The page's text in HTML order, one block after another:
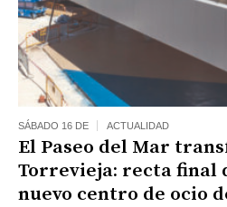
SÁBADO 16 DE ACTUALIDAD
El Paseo del Mar
Torrevieja: recta final
nuevo centro de ocio